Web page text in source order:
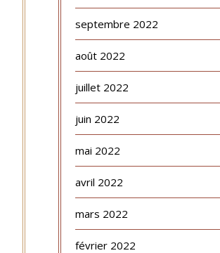
septembre 2022
août 2022
juillet 2022
juin 2022
mai 2022
avril 2022
mars 2022
février 2022